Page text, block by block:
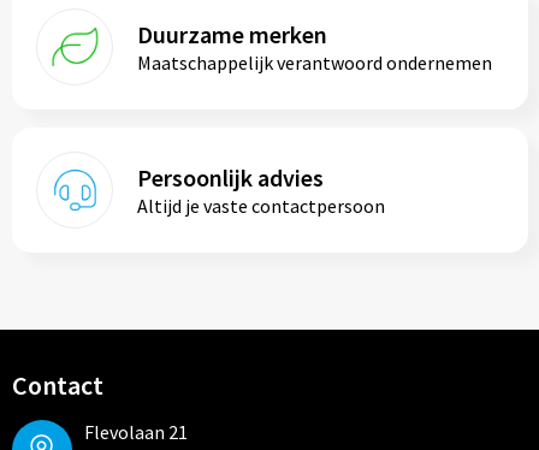
Duurzame merken
Maatschappelijk verantwoord ondernemen
Persoonlijk advies
Altijd je vaste contactpersoon
Contact
Flevolaan 21